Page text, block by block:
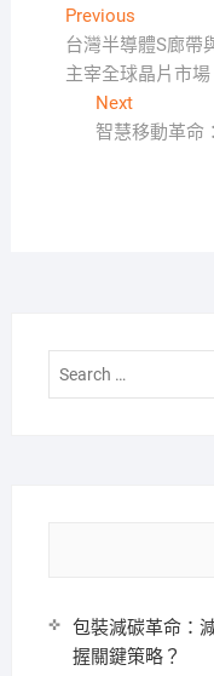
文
章
PreviousPrevious
post:
台灣半導體S廊帶
主宰全球晶片市場
NextNext
post:
智慧移動革命
包裝減碳革命：
握關鍵策略？